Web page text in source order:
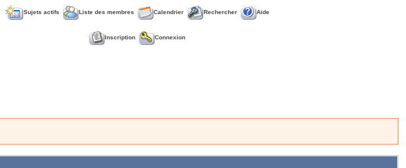
Sujets actifs Liste des membres Calendrier Rechercher Aide
Inscription Connexion